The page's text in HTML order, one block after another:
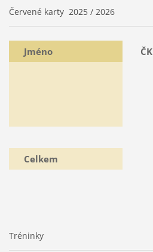
Červené karty 2025 / 2026
Jméno ČK
Celkem
Tréninky